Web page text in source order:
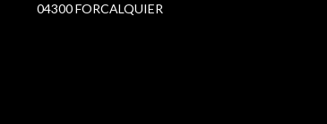
04300 FORCALQUIER